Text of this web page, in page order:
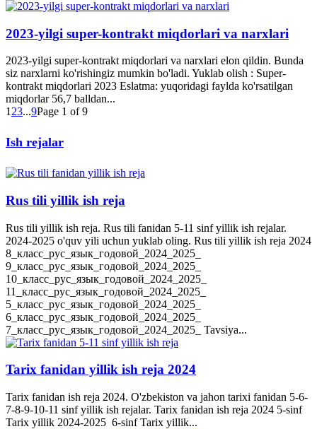
2023-yilgi super-kontrakt miqdorlari va narxlari
2023-yilgi super-kontrakt miqdorlari va narxlari elon qildin. Bunda
siz narxlarni ko'rishingiz mumkin bo'ladi. Yuklab olish : Super-
kontrakt miqdorlari 2023 Eslatma: yuqoridagi faylda ko'rsatilgan
miqdorlar 56,7 balldan...
1 23...9Page 1 of 9
Ish rejalar
Rus tili yillik ish reja
Rus tili yillik ish reja. Rus tili fanidan 5-11 sinf yillik ish rejalar.
2024-2025 o'quv yili uchun yuklab oling. Rus tili yillik ish reja 2024
8_класс_рус_язык_годовой_2024_2025_
9_класс_рус_язык_годовой_2024_2025_
10_класс_рус_язык_годовой_2024_2025_
11_класс_рус_язык_годовой_2024_2025_
5_класс_рус_язык_годовой_2024_2025_
6_класс_рус_язык_годовой_2024_2025_
7_класс_рус_язык_годовой_2024_2025_ Tavsiya...
Tarix fanidan yillik ish reja 2024
Tarix fanidan ish reja 2024. O'zbekiston va jahon tarixi fanidan 5-6-
7-8-9-10-11 sinf yillik ish rejalar. Tarix fanidan ish reja 2024 5-sinf
Tarix yillik 2024-2025 6-sinf Tarix yillik...